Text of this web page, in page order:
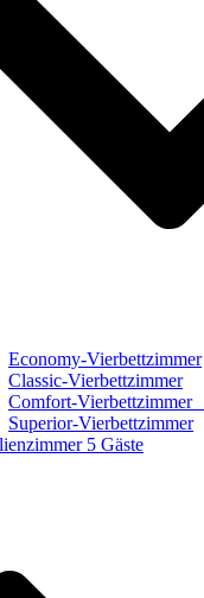
Economy-Vierbettzimmer
Classic-Vierbettzimmer
Comfort-Vierbettzimmer
Superior-Vierbettzimmer
5 Gäste